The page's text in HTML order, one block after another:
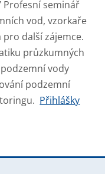
Profesní seminář
vod, vzorkaře
další zájemce.
průzkumných
vody
podzemní
Přihlášky